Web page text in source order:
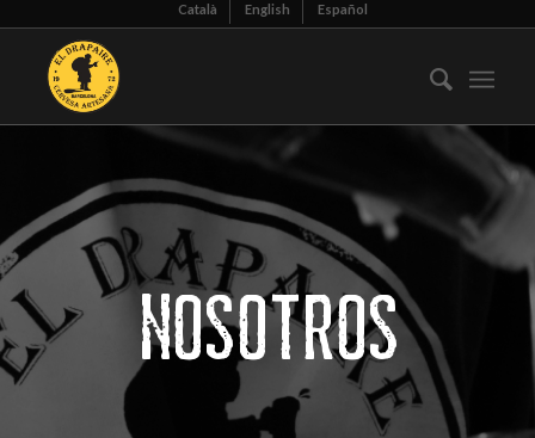
Català English Español
NOSOTROS